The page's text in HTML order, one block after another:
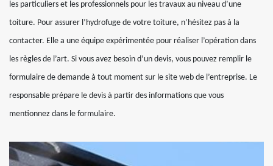
les particuliers et les professionnels pour les travaux au niveau d’une
toiture. Pour assurer l’hydrofuge de votre toiture, n’hésitez pas à la
contacter. Elle a une équipe expérimentée pour réaliser l’opération dans
les règles de l’art. Si vous avez besoin d’un devis, vous pouvez remplir le
formulaire de demande à tout moment sur le site web de l’entreprise. Le
responsable prépare le devis à partir des informations que vous
mentionnez dans le formulaire.